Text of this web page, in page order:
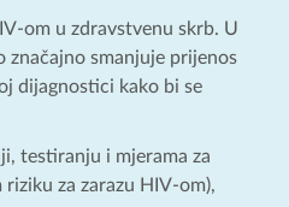
om u zdravstvenu skrb. U
značajno smanjuje prijenos
dijagnostici kako bi se
testiranju i mjerama za
za zarazu HIV-om),